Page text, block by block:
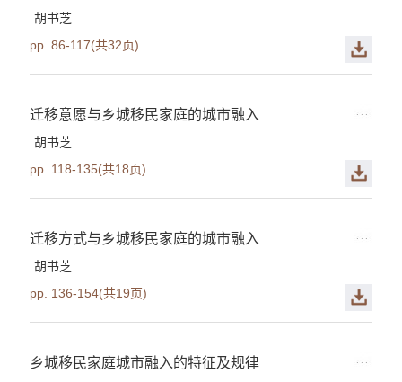
胡书芝
pp. 86-117(共32页)
迁移意愿与乡城移民家庭的城市融入
胡书芝
pp. 118-135(共18页)
迁移方式与乡城移民家庭的城市融入
胡书芝
pp. 136-154(共19页)
乡城移民家庭城市融入的特征及规律